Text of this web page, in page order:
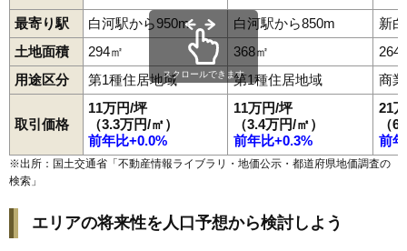
91 弥次郎窪 2.9万円 413万円 -13.2%
92 大信町屋 2.9万円 -12.4%
93 池下 2.9万円 747万円 -11.9%
94 東釜子 2.6万円 291万円 -15.7%
95 関辺 255万円 -16.3%
飯沢山 416万円 -9.6%
97
99 南湖 2.3万円 681万円
最寄り駅 白河駅から950m 白河駅から850m
新
土地面積
294㎡ 368㎡
264
用途区分
第1種住居地域 第1種住居地域 商
取引価格
11万円/坪
（3.3万円/㎡）
前年比+0.0%
11万円/坪
（3.4万円/㎡）
前年比+0.3%
21
（
前
スクロールできます
※出所：国土交通省「不動産情報ライブラリ・地価公示・都道府県地価調査の
検索 」
エリアの将来性を人口予想から検討しよう